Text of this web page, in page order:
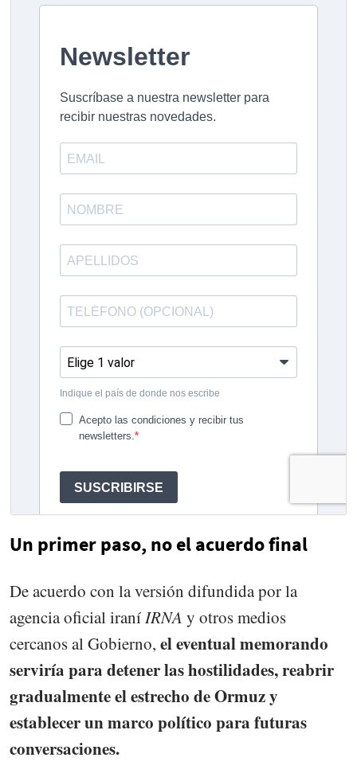
Un primer paso, no el acuerdo final
De acuerdo con la versión difundida por la
agencia oficial iraníIRNA y otros medios
cercanos al Gobierno, el eventual memorando
serviría para detener las hostilidades, reabrir
gradualmente el estrecho de Ormuz y
establecer un marco político para futuras
conversaciones.